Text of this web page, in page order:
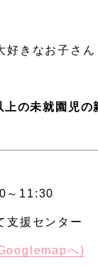
好きなお子さ
の未就園児の
～11:30
支援センター
へ)